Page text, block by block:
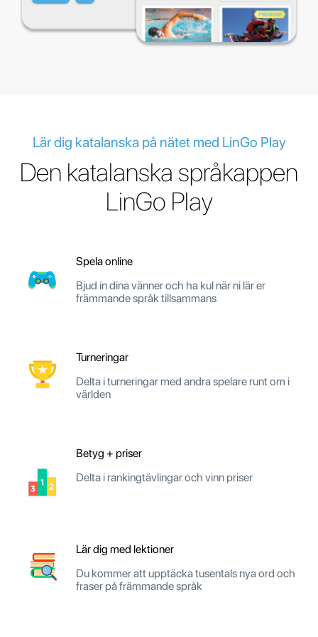
Lär dig katalanska på nätet med LinGo Play
Den katalanska språkappen
LinGo Play
Spela online
Bjud in dina vänner och ha kul när ni lär er
främmande språk tillsammans
Turneringar
Delta i turneringar med andra spelare runt om i
världen
Betyg + priser
Delta i rankingtävlingar och vinn priser
Lär dig med lektioner
Du kommer att upptäcka tusentals nya ord och
fraser på främmande språk